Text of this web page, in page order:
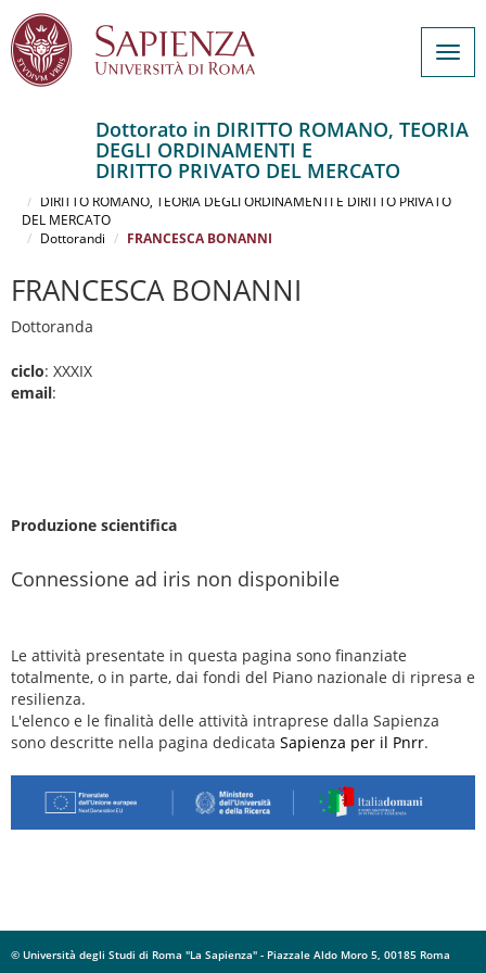
contenuto
principale
Dottorato in DIRITTO ROMANO, TEORIA
DEGLI ORDINAMENTI E
DIRITTO PRIVATO DEL MERCATO
DIRITTO ROMANO, TEORIA DEGLI ORDINAMENTI E DIRITTO PRIVATO
DEL MERCATO
Dottorandi
FRANCESCA BONANNI
FRANCESCA BONANNI
Dottoranda
ciclo: XXXIX
email:
Produzione scientifica
Connessione ad iris non disponibile
Le attività presentate in questa pagina sono finanziate
totalmente, o in parte, dai fondi del Piano nazionale di ripresa e
resilienza.
L'elenco e le finalità delle attività intraprese dalla Sapienza
sono descritte nella pagina dedicata Sapienza per il Pnrr.
© Università degli Studi di Roma "La Sapienza" - Piazzale Aldo Moro 5, 00185 Roma